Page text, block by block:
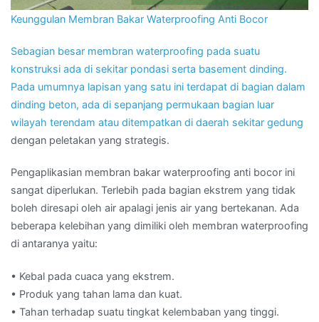
Keunggulan Membran Bakar Waterproofing Anti Bocor
Sebagian besar membran waterproofing pada suatu
konstruksi ada di sekitar pondasi serta basement dinding.
Pada umumnya lapisan yang satu ini terdapat di bagian dalam
dinding beton, ada di sepanjang permukaan bagian luar
wilayah terendam atau ditempatkan di daerah sekitar gedung
dengan peletakan yang strategis.
Pengaplikasian membran bakar waterproofing anti bocor ini
sangat diperlukan. Terlebih pada bagian ekstrem yang tidak
boleh diresapi oleh air apalagi jenis air yang bertekanan. Ada
beberapa kelebihan yang dimiliki oleh membran waterproofing
di antaranya yaitu:
• Kebal pada cuaca yang ekstrem.
• Produk yang tahan lama dan kuat.
• Tahan terhadap suatu tingkat kelembaban yang tinggi.